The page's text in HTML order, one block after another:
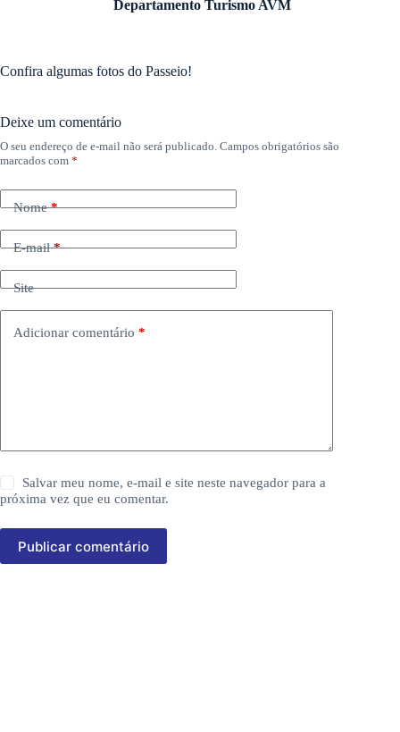
Departamento Turismo AVM
Confira algumas fotos do Passeio!
Deixe um comentário
O seu endereço de e-mail não será publicado. Campos obrigatórios são
marcados com *
Nome*
E-mail*
Site
Adicionar comentário *
Salvar meu nome, e-mail e site neste navegador para a
próxima vez que eu comentar.
Publicar comentário